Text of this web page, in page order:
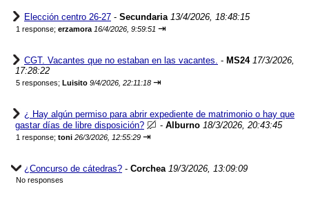
Elección centro 26-27 - Secundaria 13/4/2026, 18:48:15
1 response; erzamora 16/4/2026, 9:59:51 ⇥
CGT. Vacantes que no estaban en las vacantes. - MS24 17/3/2026,
17:28:22
5 responses; Luisito 9/4/2026, 22:11:18 ⇥
¿ Hay algún permiso para abrir expediente de matrimonio o hay que
gastar días de libre disposición?
- Alburno 18/3/2026, 20:43:45
1 response; toni 26/3/2026, 12:55:29 ⇥
¿Concurso de cátedras? - Corchea 19/3/2026, 13:09:09
No responses